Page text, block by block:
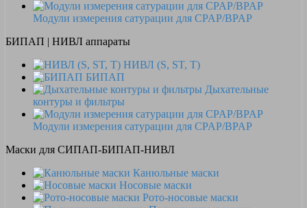
Модули измерения сатурации для CPAP/BPAP
БИПАП | НИВЛ аппараты
НИВЛ (S, ST, T)
БИПАП
Дыхательные
контуры и фильтры
Модули измерения сатурации для CPAP/BPAP
Маски для СИПАП-БИПАП-НИВЛ
Канюльные маски
Носовые маски
Рото-носовые маски